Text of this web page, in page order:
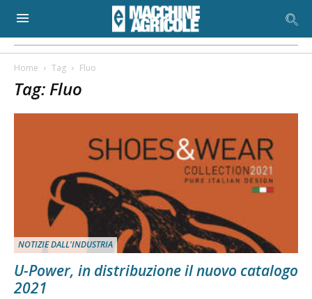
Home Tag Fluo
Tag: Fluo
NOTIZIE DALL'INDUSTRIA
U-Power, in distribuzione il nuovo catalogo
2021